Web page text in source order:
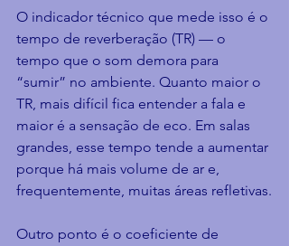
O indicador técnico que mede isso é o
tempo de reverberação (TR) — o
tempo que o som demora para
“sumir” no ambiente. Quanto maior o
TR, mais difícil fica entender a fala e
maior é a sensação de eco. Em salas
grandes, esse tempo tende a aumentar
porque há mais volume de ar e,
frequentemente, muitas áreas refletivas.
Outro ponto é o coeficiente de